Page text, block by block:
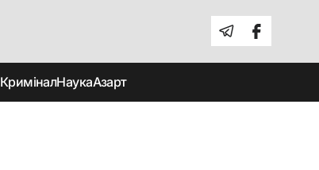
КриміналНаукаАзарт